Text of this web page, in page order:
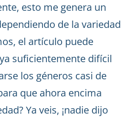
esto me genera un
de la variedad
el artículo puede
suficientemente difícil
los géneros casi de
que ahora encima
Ya veis, ¡nadie dijo